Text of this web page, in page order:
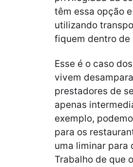
têm essa opção
utilizando
fiquem dentro de
Esse é o caso
vivem
prestadores de
apenas
exemplo,
para os
uma liminar para
Trabalho de que